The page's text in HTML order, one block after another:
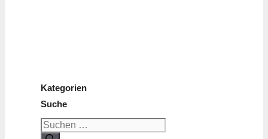
Kategorien
Suche
Suchen